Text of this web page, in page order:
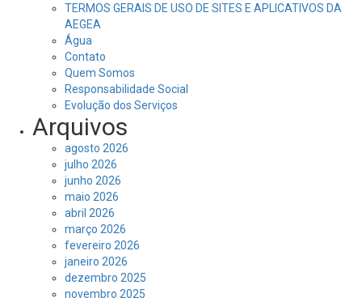
TERMOS GERAIS DE USO DE SITES E APLICATIVOS DA
AEGEA
Água
Contato
Quem Somos
Responsabilidade Social
Evolução dos Serviços
Arquivos
agosto 2026
julho 2026
junho 2026
maio 2026
abril 2026
março 2026
fevereiro 2026
janeiro 2026
dezembro 2025
novembro 2025